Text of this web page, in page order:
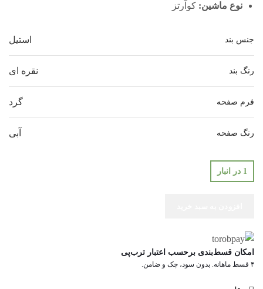
نوع ماشین: کوآرتز
جنس بند استیل
رنگ بند نقره ای
فرم صفحه گرد
رنگ صفحه آبی
1 در انبار
امکان قسط‌بندی برحسب اعتبار ترب‌پی
۴ قسط ماهانه. بدون سود، چک و ضامن.